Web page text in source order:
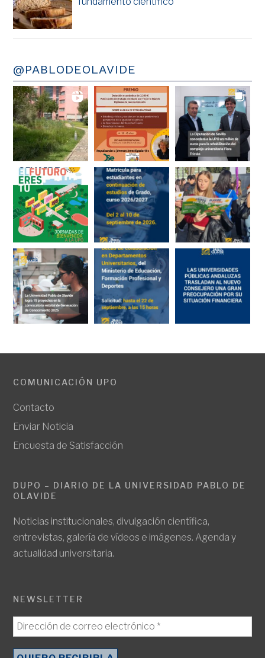
@PABLODEOLAVIDE
COMUNICACIÓN UPO
Contacto
Enviar Noticia
Encuesta de Satisfacción
DUPO – DIARIO DE LA UNIVERSIDAD PABLO DE
OLAVIDE
Noticias institucionales, divulgación científica,
entrevistas, galería de vídeos e imágenes. Agenda y
actualidad universitaria.
NEWSLETTER